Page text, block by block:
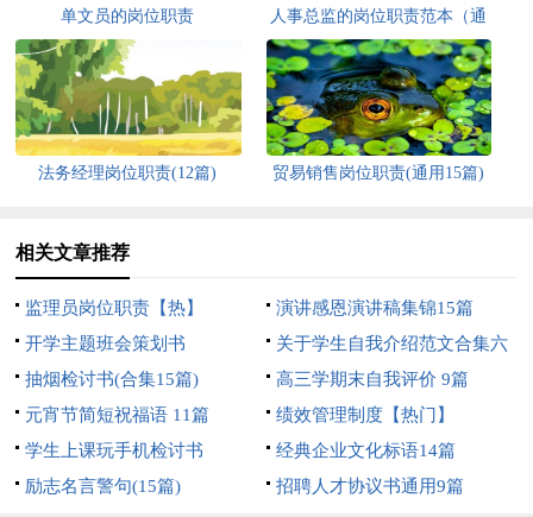
单文员的岗位职责
人事总监的岗位职责范本（通
用8篇）
法务经理岗位职责(12篇) 贸易销售岗位职责(通用15篇)
相关文章推荐
监理员岗位职责【热】
演讲感恩演讲稿集锦15篇
开学主题班会策划书
关于学生自我介绍范文合集六
篇
抽烟检讨书(合集15篇)
高三学期末自我评价 9篇
元宵节简短祝福语 11篇
绩效管理制度【热门】
学生上课玩手机检讨书
经典企业文化标语14篇
励志名言警句(15篇)
招聘人才协议书通用9篇